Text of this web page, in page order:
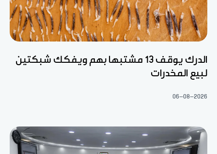
الدرك يوقف 13 مشتبها بهم ويفكك شبكتين
لبيع المخدرات
06-08-2026